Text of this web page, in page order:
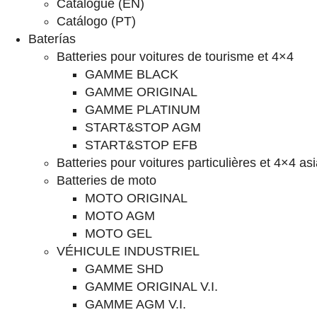
Catalogue (EN)
Catálogo (PT)
Baterías
Batteries pour voitures de tourisme et 4×4
GAMME BLACK
GAMME ORIGINAL
GAMME PLATINUM
START&STOP AGM
START&STOP EFB
Batteries pour voitures particulières et 4×4
Batteries de moto
MOTO ORIGINAL
MOTO AGM
MOTO GEL
VÉHICULE INDUSTRIEL
GAMME SHD
GAMME ORIGINAL V.I.
GAMME AGM V.I.